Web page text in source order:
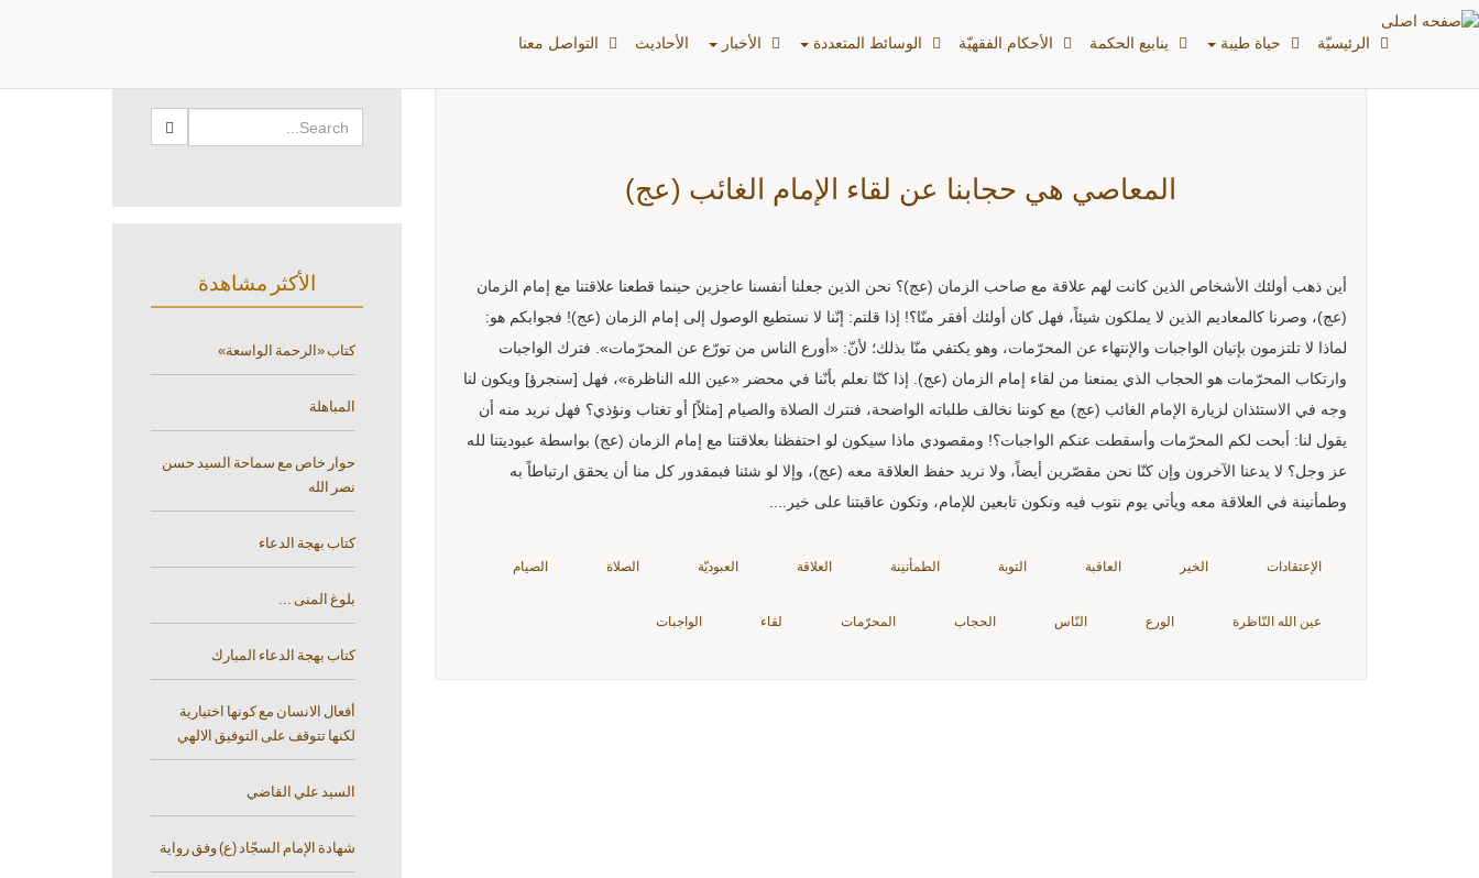
الرئیسیّة حياة طيبة ينابيع الحكمة الأحکام الفقهیّة الوسائط المتعددة الأخبار الأحادیث التواصل معنا بطاقات: الطمأنينة
المعاصي هي حجابنا عن لقاء الإمام الغائب (عج)
أين ذهب أولئك الأشخاص الذين كانت لهم علاقة مع صاحب الزمان (عج)؟ نحن الذين جعلنا أنفسنا عاجزين حينما قطعنا علاقتنا مع إمام الزمان
(عج)، وصرنا كالمعاديم الذين لا يملكون شيئاً، فهل كان أولئك أفقر منّا؟! إذا قلتم: إنّنا لا نستطيع الوصول إلى إمام الزمان (عج)! فجوابكم هو:
لماذا لا تلتزمون بإتيان الواجبات والإنتهاء عن المحرّمات، وهو يكتفي منّا بذلك؛ لأنّ: «أورع الناس من تورّع عن المحرّمات». فترك الواجبات
وارتكاب المحرّمات هو الحجاب الذي يمنعنا من لقاء إمام الزمان (عج). إذا كنّا نعلم بأنّنا في محضر «عين الله الناظرة»، فهل [سنجرؤ] ويكون لنا
وجه في الاستئذان لزيارة الإمام الغائب (عج) مع كوننا نخالف طلباته الواضحة، فنترك الصلاة والصيام [مثلاً] أو تغتاب ونؤذي؟ فهل نريد منه أن
يقول لنا: أبحت لكم المحرّمات وأسقطت عنكم الواجبات؟! ومقصودي ماذا سيكون لو احتفظنا بعلاقتنا مع إمام الزمان (عج) بواسطة عبوديتنا لله
عز وجل؟ لا يدعنا الآخرون وإن كنّا نحن مقصّرين أيضاً، ولا نريد حفظ العلاقة معه (عج)، وإلا لو شئنا فبمقدور كل منا أن يحقق ارتباطاً به
وطمأنينة في العلاقة معه ويأتي يوم نتوب فيه ونكون تابعين للإمام، وتكون عاقبتنا على خير....
الإعتقادات الخير العاقبة التوبة الطمأنينة العلاقة العبوديّة الصلاة الصيام
عين الله النّاظرة الورع النّاس الحجاب المحرّمات لقاء الواجبات
الأكثر مشاهدة
كتاب «الرحمة الواسعة»
المباهلة
حوار خاص مع سماحة السيد حسن
نصر الله
كتاب بهجة الدعاء
بلوغ المنى ...
كتاب بهجة الدعاء المبارك
أفعال الانسان مع كونها اختيارية
لكنها تتوقف على التوفيق الالهي
السيد علي القاضي
شهادة الإمام السجّاد (ع) وفق رواية